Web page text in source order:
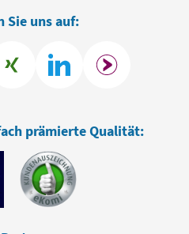
Sie uns auf:
prämierte Qualität: